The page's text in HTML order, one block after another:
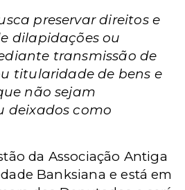
preservar direitos e
dilapidações ou
transmissão de
titularidade de bens e
não sejam
deixados como
da Associação Antiga
Banksiana eestá em